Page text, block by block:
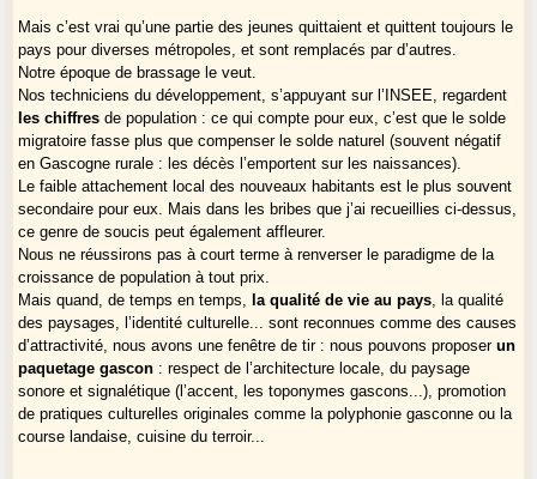
Mais c’est vrai qu’une partie des jeunes quittaient et quittent toujours le
pays pour diverses métropoles, et sont remplacés par d’autres.
Notre époque de brassage le veut.
Nos techniciens du développement, s’appuyant sur l’INSEE, regardent
les chiffres de population : ce qui compte pour eux, c’est que le solde
migratoire fasse plus que compenser le solde naturel (souvent négatif
en Gascogne rurale : les décès l’emportent sur les naissances).
Le faible attachement local des nouveaux habitants est le plus souvent
secondaire pour eux. Mais dans les bribes que j’ai recueillies ci-dessus,
ce genre de soucis peut également affleurer.
Nous ne réussirons pas à court terme à renverser le paradigme de la
croissance de population à tout prix.
Mais quand, de temps en temps,
la qualité de vie au pays , la qualité
des paysages, l’identité culturelle... sont reconnues comme des causes
d’attractivité, nous avons une fenêtre de tir : nous pouvons proposerun
paquetage gascon : respect de l’architecture locale, du paysage
sonore et signalétique (l’accent, les toponymes gascons...), promotion
de pratiques culturelles originales comme la polyphonie gasconne ou la
course landaise, cuisine du terroir...